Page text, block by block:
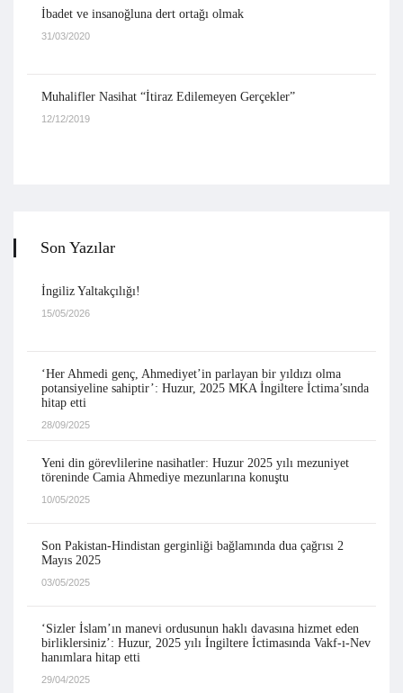
İbadet ve insanoğluna dert ortağı olmak
31/03/2020
Muhalifler Nasihat “İtiraz Edilemeyen Gerçekler”
12/12/2019
Son Yazılar
İngiliz Yaltakçılığı!
15/05/2026
‘Her Ahmedi genç, Ahmediyet’in parlayan bir yıldızı olma
potansiyeline sahiptir’: Huzur, 2025 MKA İngiltere İctima’sında
hitap etti
28/09/2025
Yeni din görevlilerine nasihatler: Huzur 2025 yılı mezuniyet
töreninde Camia Ahmediye mezunlarına konuştu
10/05/2025
Son Pakistan-Hindistan gerginliği bağlamında dua çağrısı 2
Mayıs 2025
03/05/2025
‘Sizler İslam’ın manevi ordusunun haklı davasına hizmet eden
birliklersiniz’: Huzur, 2025 yılı İngiltere İctimasında Vakf-ı-Nev
hanımlara hitap etti
29/04/2025